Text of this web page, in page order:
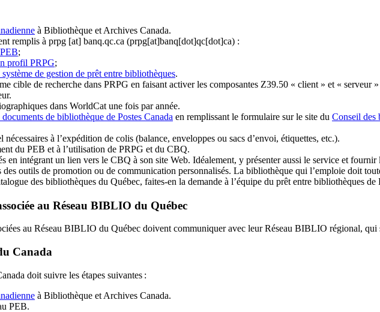
à Bibliothèque et Archives Canada.
remplis à prpg [at] banq.qc.ca (prpg[at]banq[dot]qc[dot]ca) :
;
profil PRPG;
de gestion de prêt entre bibliothèques.
cible de recherche dans PRPG en faisant activer les composantes Z39.50 « client » et « serveur
.
dans WorldCat une fois par année.
de bibliothèque de Postes Canada en remplissant le formulaire sur le site du Conseil des
nécessaires à l’expédition de colis (balance, enveloppes ou sacs d’envoi, étiquettes, etc.).
du PEB et à l’utilisation de PRPG et du CBQ.
en intégrant un lien vers le CBQ à son site Web. Idéalement, y présenter aussi le service et
outils de promotion ou de communication personnalisés. La bibliothèque qui l’emploie doit
des bibliothèques du Québec, faites-en la demande à l’équipe du prêt entre bibliothèques
au Réseau BIBLIO du Québec
au Réseau BIBLIO du Québec doivent communiquer avec leur Réseau BIBLIO régional, qui
Canada
doit suivre les étapes suivantes :
à Bibliothèque et Archives Canada.
PEB.